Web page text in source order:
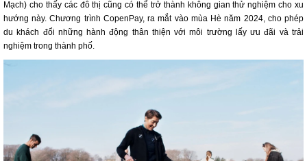
Mạch) cho thấy các đô thị cũng có thể trở thành không gian thử nghiệm cho xu
hướng này. Chương trình CopenPay, ra mắt vào mùa Hè năm 2024, cho phép
du khách đổi những hành động thân thiện với môi trường lấy ưu đãi và trải
nghiệm trong thành phố.